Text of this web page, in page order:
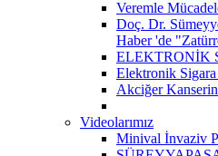
Veremle
Doç. Dr.
Haber 'de
ELEKTRONİK
Elektronik
Akciğer
Videolarımız
Minival İnvaziv